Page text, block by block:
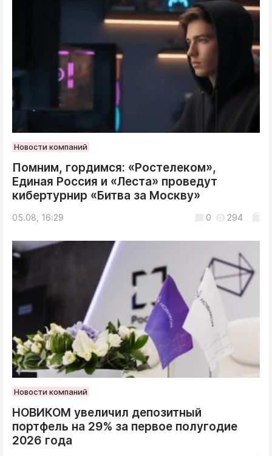
Новости компаний
Помним, гордимся: «Ростелеком»,
Единая Россия и «Леста» проведут
кибертурнир «Битва за Москву»
05.08, 16:29 0 294
Новости компаний
НОВИКОМ увеличил депозитный
портфель на 29% за первое полугодие
2026 года